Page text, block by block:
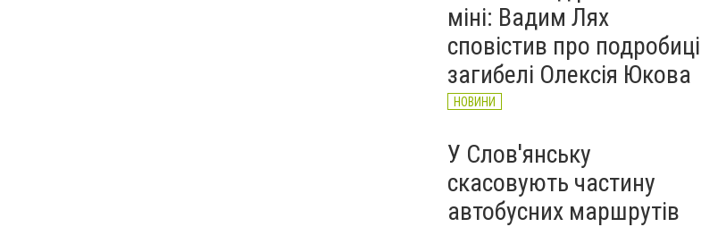
міні: Вадим Лях
сповістив про подробиці
загибелі Олексія Юкова
НОВИНИ
У Слов'янську
скасовують частину
автобусних маршрутів